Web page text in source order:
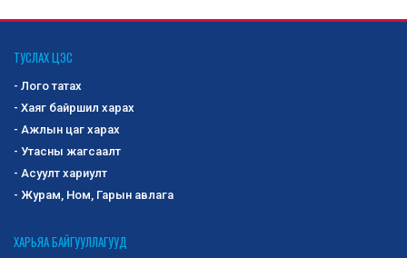
ТУСЛАХ ЦЭС
- Лого татах
- Хаяг байршил харах
- Ажлын цаг харах
- Утасны жагсаалт
- Асуулт хариулт
- Журам, Ном, Гарын авлага
ХАРЬЯА БАЙГУУЛЛАГУУД